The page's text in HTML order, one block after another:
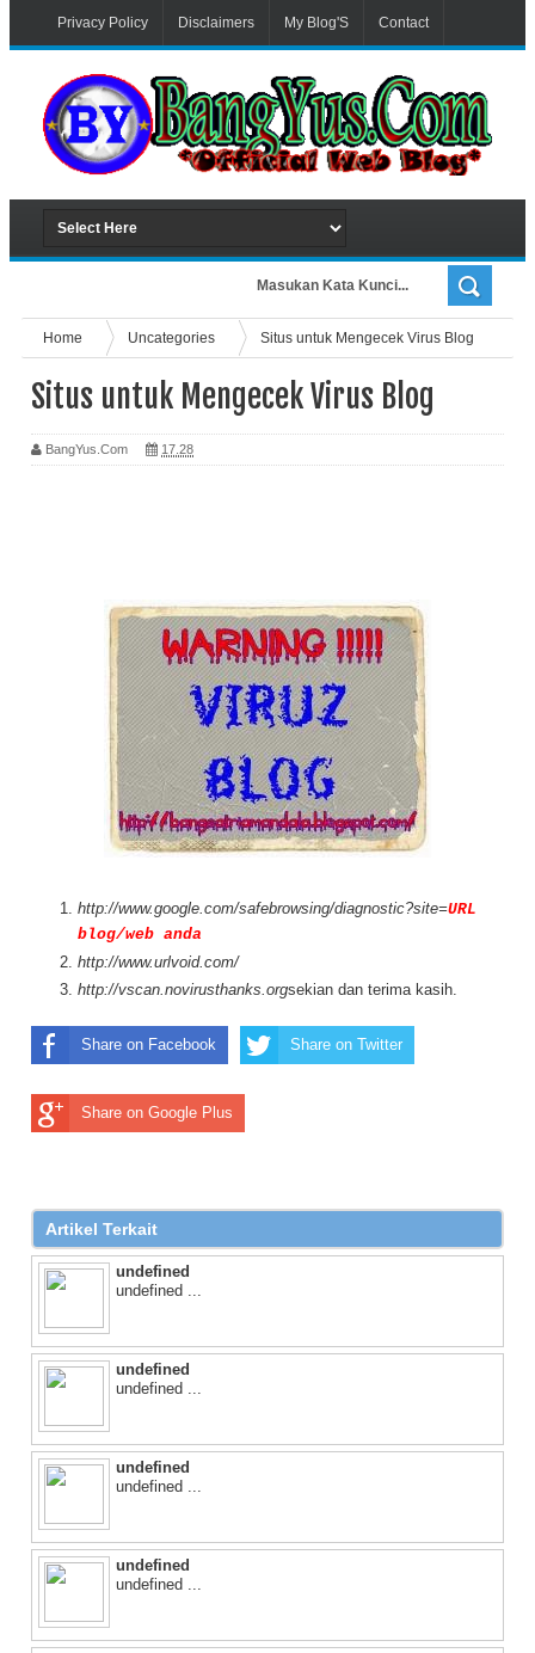
Privacy Policy Disclaimers My Blog'S Contact
Home Uncategories Situs untuk Mengecek Virus Blog
Situs untuk Mengecek Virus Blog
BangYus.Com 17.28
http://www.google.com/safebrowsing/diagnostic?site=URL
blog/web anda
http://www.urlvoid.com/
http://vscan.novirusthanks.orgsekian dan terima kasih.
Share on Facebook Share on Twitter
Share on Google Plus
Artikel Terkait
undefined
undefined ...
undefined
undefined ...
undefined
undefined ...
undefined
undefined ...